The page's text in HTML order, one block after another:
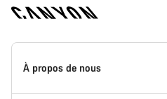
Page
d'accueil
Canyon
-
À propos de nous